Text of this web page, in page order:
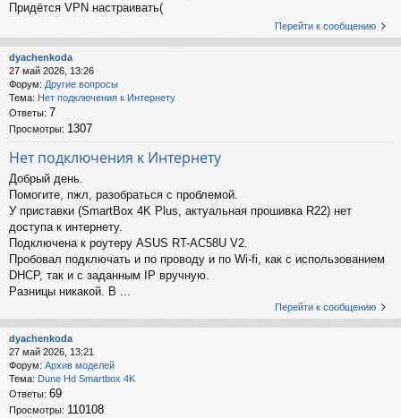
Придётся VPN настраивать(
Перейти к сообщению
dyachenkoda
27 май 2026, 13:26
Форум: Другие вопросы
Тема: Нет подключения к Интернету
Ответы: 7
Просмотры: 1307
Нет подключения к Интернету
Добрый день.
Помогите, пжл, разобраться с проблемой.
У приставки (SmartBox 4K Plus, актуальная прошивка R22) нет
доступа к интернету.
Подключена к роутеру ASUS RT-AC58U V2.
Пробовал подключать и по проводу и по Wi-fi, как с использованием
DHCP, так и с заданным IP вручную.
Разницы никакой. В ...
Перейти к сообщению
dyachenkoda
27 май 2026, 13:21
Форум: Архив моделей
Тема: Dune Hd Smartbox 4K
Ответы: 69
Просмотры: 110108